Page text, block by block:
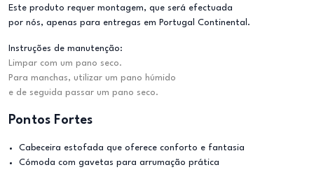
Este produto requer montagem, que será efectuada
por nós, apenas para entregas em Portugal Continental.
Instruções de manutenção:
Limpar com um pano seco.
Para manchas, utilizar um pano húmido
e de seguida passar um pano seco.
Pontos Fortes
Cabeceira estofada que oferece conforto e fantasia
Cómoda com gavetas para arrumação prática